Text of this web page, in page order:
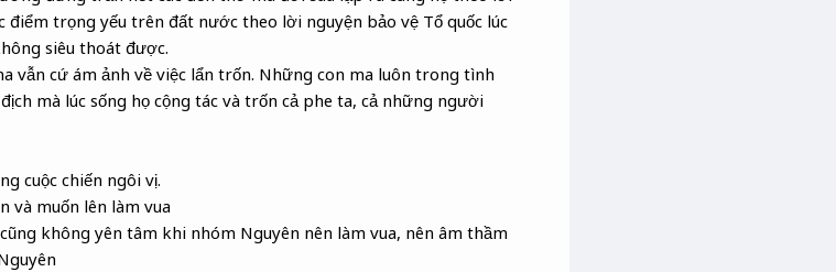
điểm trọng yếu trên đất nước theo lời nguyện bảo vệ Tổ quốc lúc
siêu thoát được.
vẫn cứ ám ảnh về việc lẩn trốn. Những con ma luôn trong tình
mà lúc sống họ cộng tác và trốn cả phe ta, cả những người
cuộc chiến ngôi vị.
và muốn lên làm vua
không yên tâm khi nhóm Nguyên nên làm vua, nên âm thầm